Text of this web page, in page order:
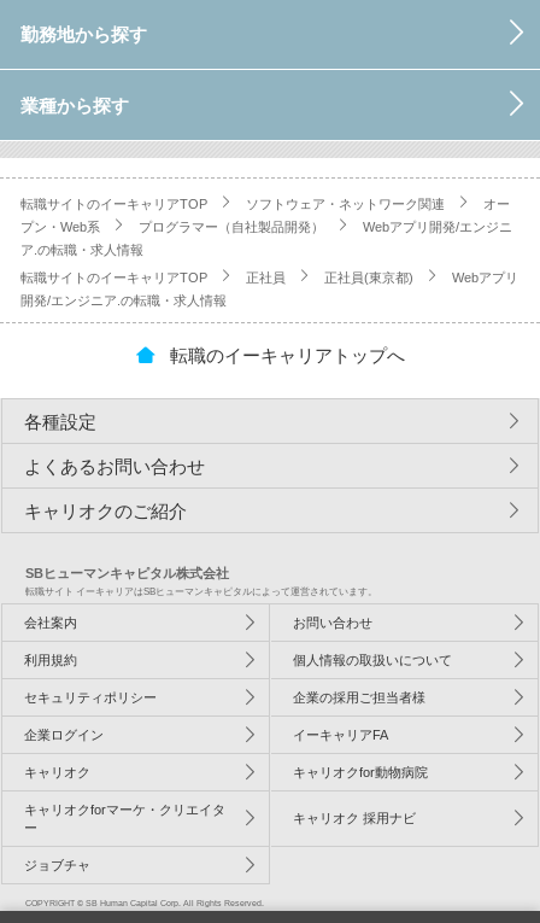
勤務地から探す
業種から探す
転職サイトのイーキャリアTOP ソフトウェア・ネットワーク関連
オー
プン・Web系
プログラマー（自社製品開発）
Webアプリ開発/エンジニ
ア.の転職・求人情報
転職サイトのイーキャリアTOP
正社員 正社員(東京都)
Webアプリ
開発/エンジニア.の転職・求人情報
転職のイーキャリアトップへ
各種設定
よくあるお問い合わせ
キャリオクのご紹介
SBヒューマンキャピタル株式会社
転職サイト イーキャリアはSBヒューマンキャピタルによって運営されています。
会社案内 お問い合わせ
利用規約 個人情報の取扱いについて
セキュリティポリシー 企業の採用ご担当者様
企業ログイン イーキャリアFA
キャリオク キャリオクfor動物病院
キャリオクforマーケ・クリエイタ
ー
キャリオク 採用ナビ
ジョブチャ
COPYRIGHT © SB Human Capital Corp. All Rights Reserved.